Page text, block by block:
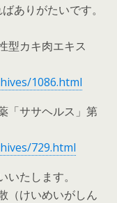
ありがたいです。
型カキ肉エキス
1086.html
「ササヘルス」第
729.html
いたします。
（けいめいがしん